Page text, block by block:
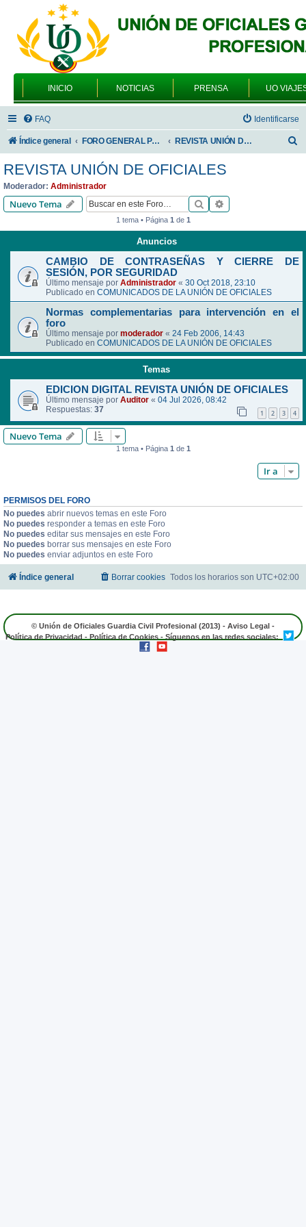
INICIO NOTICIAS PRENSA UO
FAQ Identificarse
Índice general FORO GENERAL PARA TODOS LOS USUARIOS REVISTA UNIÓN DE OFICIALES
r
REVISTA UNIÓN DE OFICIALES
Moderador: Administrador
Nuevo Tema Buscar
1 tema • Página 1de 1
Anuncios
CAMBIO DE CONTRASEÑAS Y CIERRE DE
SESIÓN, POR SEGURIDAD
Último mensaje por Administrador « 30 Oct 2018, 23:10
Publicado en COMUNICADOS DE LA UNIÓN DE OFICIALES
Normas complementarias para intervención en el
foro
Último mensaje por moderador « 24 Feb 2006, 14:43
Publicado en COMUNICADOS DE LA UNIÓN DE OFICIALES
Temas
EDICION DIGITAL REVISTA UNIÓN DE OFICIALES
Último mensaje por Auditor « 04 Jul 2026, 08:42
Respuestas: 37 1 2 3 4
Nuevo Tema
1 tema • Página 1 de 1
Ir a
PERMISOS DEL FORO
No puedes abrir nuevos temas en este Foro
No puedes responder a temas en este Foro
No puedes editar sus mensajes en este Foro
No puedes borrar sus mensajes en este Foro
No puedes enviar adjuntos en este Foro
Índice general Todos los horarios son UTC+02:00
Borrar cookies
© Unión de Oficiales Guardia Civil Profesional (2013) - Aviso Legal -
Política de Privacidad - Política de Cookies - Síguenos en las redes sociales: